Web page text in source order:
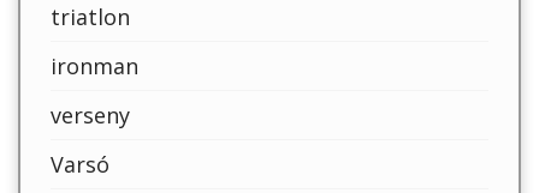
triatlon
ironman
verseny
Varsó